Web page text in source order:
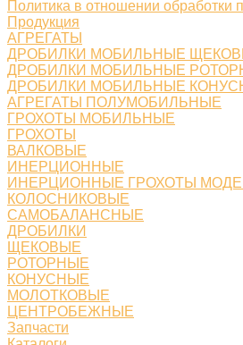
Политика в отношении обработки
Продукция
АГРЕГАТЫ
ДРОБИЛКИ МОБИЛЬНЫЕ
ДРОБИЛКИ МОБИЛЬНЫЕ
ДРОБИЛКИ МОБИЛЬНЫЕ
АГРЕГАТЫ ПОЛУМОБИЛЬНЫЕ
ГРОХОТЫ МОБИЛЬНЫЕ
ГРОХОТЫ
ВАЛКОВЫЕ
ИНЕРЦИОННЫЕ
ИНЕРЦИОННЫЕ ГРОХОТЫ
КОЛОСНИКОВЫЕ
САМОБАЛАНСНЫЕ
ДРОБИЛКИ
ЩЕКОВЫЕ
РОТОРНЫЕ
КОНУСНЫЕ
МОЛОТКОВЫЕ
ЦЕНТРОБЕЖНЫЕ
Запчасти